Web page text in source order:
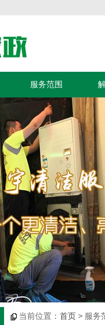
服务范围
当前位置： 首页 > 服务